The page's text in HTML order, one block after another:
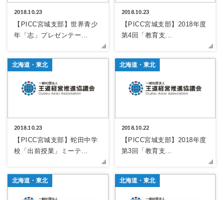
2018.10.23
【PICC宮城支部】世界青少
年「志」プレゼンテー...
2018.10.23
【PICC宮城支部】2018年度
第4回「教育支...
北海道・東北
2018.10.23
【PICC宮城支部】蛇田中学
校「出前授業」ミーテ...
北海道・東北
2018.10.22
【PICC宮城支部】2018年度
第3回「教育支...
北海道・東北 北海道・東北